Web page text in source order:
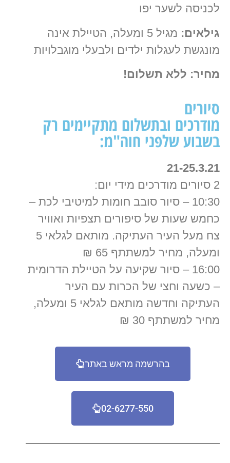
לכניסה לשער יפו
גילאים:
מגיל 5 ומעלה, הטיילת אינה
מונגשת לעגלות ילדים ולבעלי מוגבלויות
מחיר: ללא תשלום!
סיורים
מודרכים ובתשלום מתקיימים רק
בשבוע שלפני חוה"מ:
21-25.3.21
2 סיורים מודרכים מידי יום:
10:30 – סיור סובב חומות למיטיבי לכת –
כחמש שעות של סיפורים תצפיות ואוויר
צח מעל העיר העתיקה. מותאם לגלאי 5
ומעלה, מחיר למשתתף 65 ₪
16:00 – סיור שקיעה על הטיילת הדרומית
– כשעה וחצי של הכרות עם העיר
העתיקה וחדשה מותאם לגלאי 5 ומעלה,
מחיר למשתתף 30 ₪
בהרשמה מראש באתר
02-6277-550